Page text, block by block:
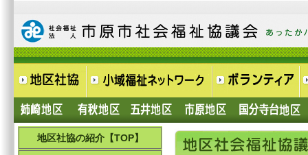
地区社協の紹介【TOP】